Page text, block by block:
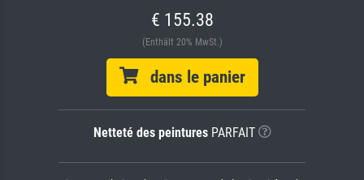
€ 155.38
(Enthält 20% MwSt.)
dans le panier
Netteté des peinturesPARFAIT